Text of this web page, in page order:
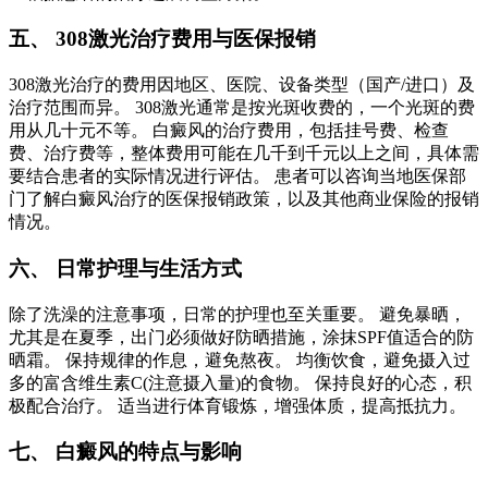
五、 308激光治疗费用与医保报销
308激光治疗的费用因地区、医院、设备类型（国产/进口）及
治疗范围而异。 308激光通常是按光斑收费的，一个光斑的费
用从几十元不等。 白癜风的治疗费用，包括挂号费、检查
费、治疗费等，整体费用可能在几千到千元以上之间，具体需
要结合患者的实际情况进行评估。 患者可以咨询当地医保部
门了解白癜风治疗的医保报销政策，以及其他商业保险的报销
情况。
六、 日常护理与生活方式
除了洗澡的注意事项，日常的护理也至关重要。 避免暴晒，
尤其是在夏季，出门必须做好防晒措施，涂抹SPF值适合的防
晒霜。 保持规律的作息，避免熬夜。 均衡饮食，避免摄入过
多的富含维生素C(注意摄入量)的食物。 保持良好的心态，积
极配合治疗。 适当进行体育锻炼，增强体质，提高抵抗力。
七、 白癜风的特点与影响